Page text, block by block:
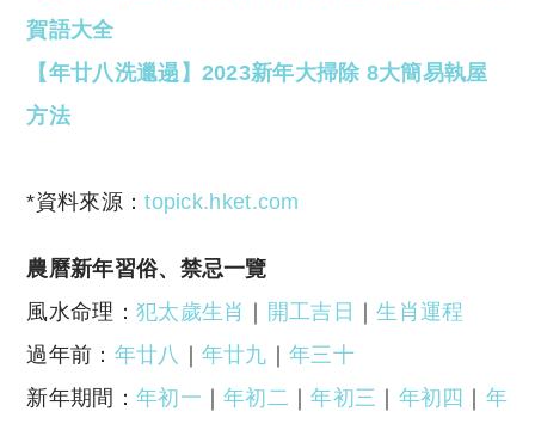
賀語大全
【年廿八洗邋遢】2023新年大掃除 8大簡易執屋
方法
*資料來源：topick.hket.com
農曆新年習俗、禁忌一覽
風水命理： 犯太歲生肖 ｜ 開工吉日 ｜生肖運程
過年前： 年廿八 ｜ 年廿九 ｜年三十
新年期間： 年初一 ｜年初二 ｜年初三 ｜ 年初四 ｜ 年